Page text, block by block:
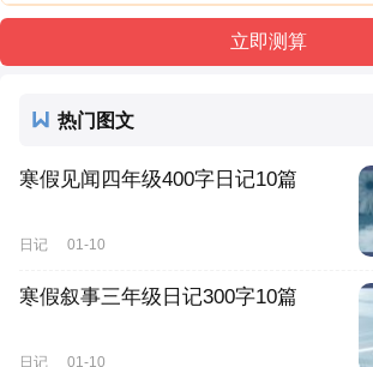
热门图文
寒假见闻四年级400字日记10篇
日记 01-10
寒假叙事三年级日记300字10篇
日记 01-10